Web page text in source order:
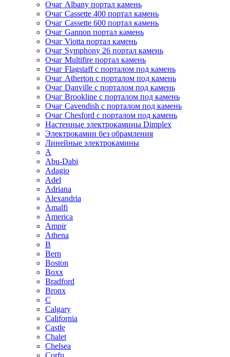
Очаг Albany портал камень
Очаг Cassette 400 портал камень
Очаг Cassette 600 портал камень
Очаг Gannon портал камень
Очаг Viotta портал камень
Очаг Symphony 26 портал камень
Очаг Multifire портал камень
Очаг Flagstaff с порталом под камень
Очаг Atherton с порталом под камень
Очаг Danville с порталом под камень
Очаг Brookline с порталом под камень
Очаг Cavendish с порталом под камень
Очаг Chesford с порталом под камень
Настенные электрокамины Dimplex
Электрокамин без обрамления
Линейные электрокамины
A
Abu-Dabi
Adagio
Adel
Adriana
Alexandria
Amalfi
America
Ampir
Athena
B
Bern
Boston
Boxx
Bradford
Bronx
C
Calgary
California
Castle
Chalet
Chelsea